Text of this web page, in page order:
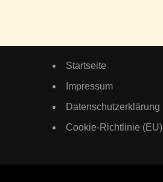
Startseite
Impressum
Datenschutzerklärung
Cookie-Richtlinie (EU)